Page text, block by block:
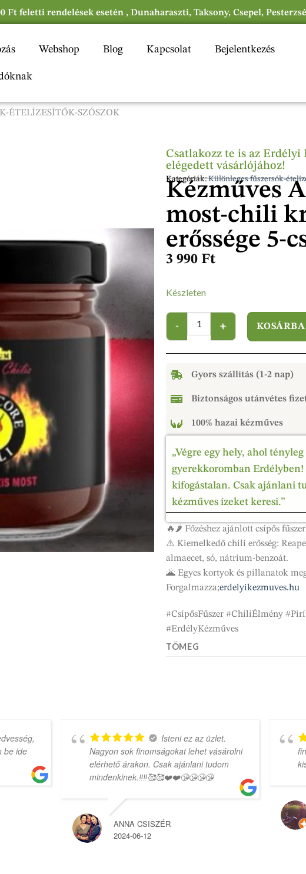
Ft feletti rendelések esetén , Dunaharaszti, Taksony, Csepel,
Webshop Blog Kapcsolat Bejelentkezés
ÉTELÍZESÍTŐK-SZÓSZOK
Csatlakozz te is az
elégedett vásárlójához!
Kategóriák:Különleges fűszersók-
Kézműves
most-chili
erőssége 5-
3 990 Ft
Készleten
Gyors szállítás (1-2 nap)
Biztonságos utánvétes
100% hazai kézműves
„Végre egy hely, ahol
gyerekkoromban Erdélyben!
kifogástalan. Csak ajánlani
kézműves ízeket keresi.”
🔥🌶️ Főzéshez ajánlott csípős
⚠️ Kiemelkedő chili erősség:
almaecet, só, nátrium-benzoát.
🌋 Egyes kortyok és pillanatok
Forgalmazza;erdelyikezmuves.hu
#CsípősFűszer #ChiliÉlmény
#ErdélyKézműves
TÖMEG
be ide
Isteni ez az üzlet.
Nagyon sok finomságokat lehet vásárolni
elérhető árakon. Csak ajánlani tudom
mindenkinek.‼️‼️🥰🥰❤️❤️😘😘😘😘
ANNA CSISZÉR
2024-06-12